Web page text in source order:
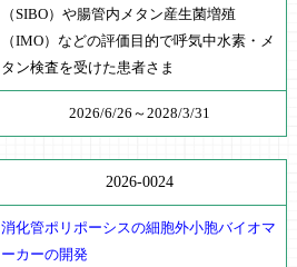
（SIBO）や腸管内メタン産生菌増殖
（IMO）などの評価目的で呼気中水素・メ
タン検査を受けた患者さま
2026/6/26～2028/3/31
2026-0024
消化管ポリポーシスの細胞外小胞バイオマ
ーカーの開発